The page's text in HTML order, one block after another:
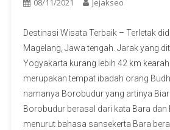
08/11/2021 Jejakseo
Destinasi Wisata Terbaik – Terletak
Magelang, Jawa tengah. Jarak yang
Yogyakarta kurang lebih 42 km
merupakan tempat ibadah orang
namanya Borobudur yang artinya
Borobudur berasal dari kata Bara dan
menurut bahasa sansekerta Bara